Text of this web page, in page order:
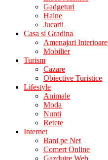
Gadgeturi
Haine
Jucarii
Casa si Gradina
Amenajari Interioare
Mobilier
Turism
Cazare
Obiective Turistice
Lifestyle
Animale
Moda
Nunti
Retete
Internet
Bani pe Net
Comert Online
Gazduire Web